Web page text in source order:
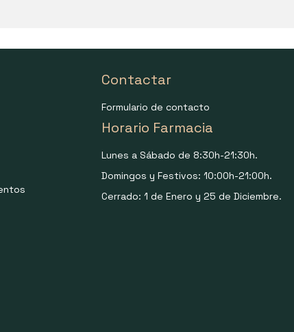
Contactar
Formulario de contacto
Horario Farmacia
Lunes a Sábado de 8:30h-21:30h.
Domingos y Festivos: 10:00h-21:00h.
Cerrado: 1 de Enero y 25 de Diciembre.